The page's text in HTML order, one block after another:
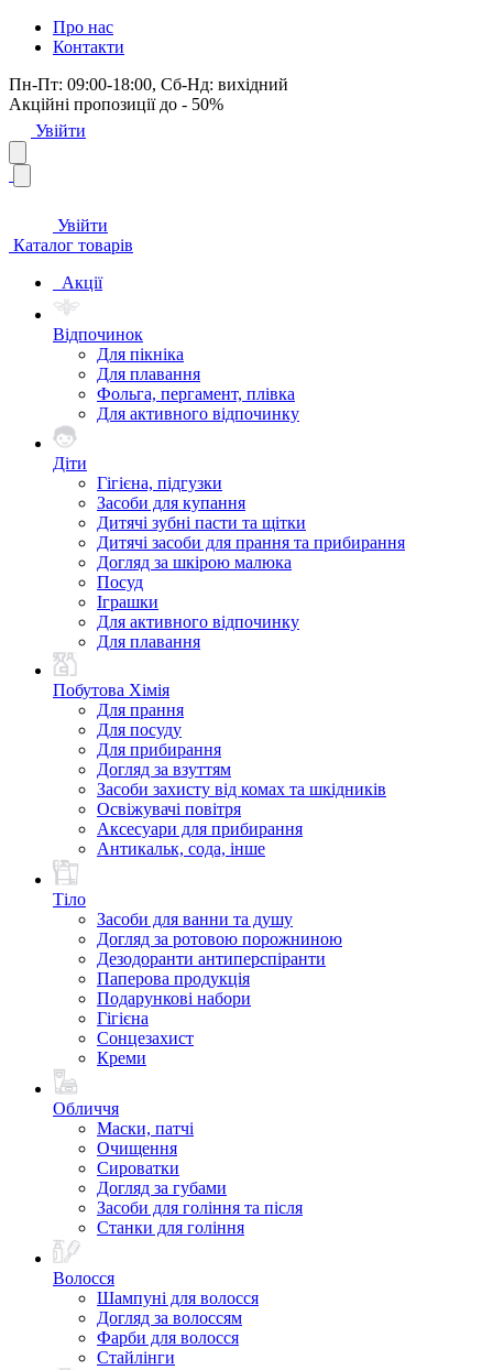
Про нас
Контакти
Пн-Пт: 09:00-18:00, Сб-Нд: вихідний
Акційні пропозиції до - 50%
Увійти
Увійти
Каталог товарів
Акції
Відпочинок
Для пікніка
Для плавання
Фольга, пергамент, плівка
Для активного відпочинку
Діти
Гігієна, підгузки
Засоби для купання
Дитячі зубні пасти та щітки
Дитячі засоби для прання та прибирання
Догляд за шкірою малюка
Посуд
Іграшки
Для активного відпочинку
Для плавання
Побутова Хімія
Для прання
Для посуду
Для прибирання
Догляд за взуттям
Засоби захисту від комах та шкідників
Освіжувачі повітря
Аксесуари для прибирання
Антикальк, сода, інше
Тіло
Засоби для ванни та душу
Догляд за ротовою порожниною
Дезодоранти антиперспіранти
Паперова продукція
Подарункові набори
Гігієна
Сонцезахист
Креми
Обличчя
Маски, патчі
Очищення
Сироватки
Догляд за губами
Засоби для гоління та після
Станки для гоління
Волосся
Шампуні для волосся
Догляд за волоссям
Фарби для волосся
Стайлінги